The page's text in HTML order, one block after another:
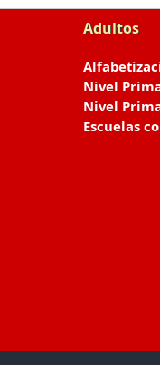
Adultos
Nivel
Nivel
Escuelas